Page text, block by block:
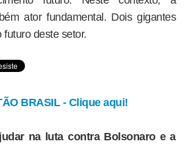
ator fundamental. Dois gigantes
deste setor.
BRASIL - Clique aqui!
na luta contra Bolsonaro e a